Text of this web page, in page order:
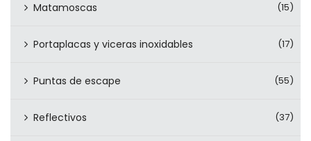
Matamoscas (15)
Portaplacas y viceras inoxidables (17)
Puntas de escape (55)
Reflectivos (37)